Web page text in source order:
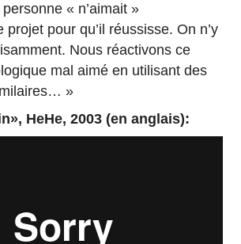
« n’aimait »
projet pour qu’il réussisse. On n’y
Nous réactivons ce
mal aimé en utilisant des
»
HeHe, 2003 (en anglais):